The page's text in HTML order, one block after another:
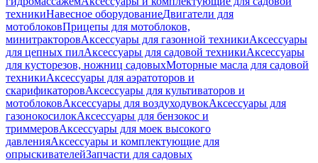
техникиНавесное оборудованиеДвигатели для
мотоблоковПрицепы для мотоблоков,
минитракторовАксессуары для газонной техникиАксессуары
для цепных пилАксессуары для садовой техникиАксессуары
для кусторезов, ножниц садовыхМоторные масла для садовой
техникиАксессуары для аэратоторов и
скарификаторовАксессуары для культиваторов и
мотоблоковАксессуары для воздуходувокАксессуары для
газонокосилокАксессуары для бензокос и
триммеровАксессуары для моек высокого
давленияАксессуары и комплектующие для
опрыскивателейЗапчасти для садовых